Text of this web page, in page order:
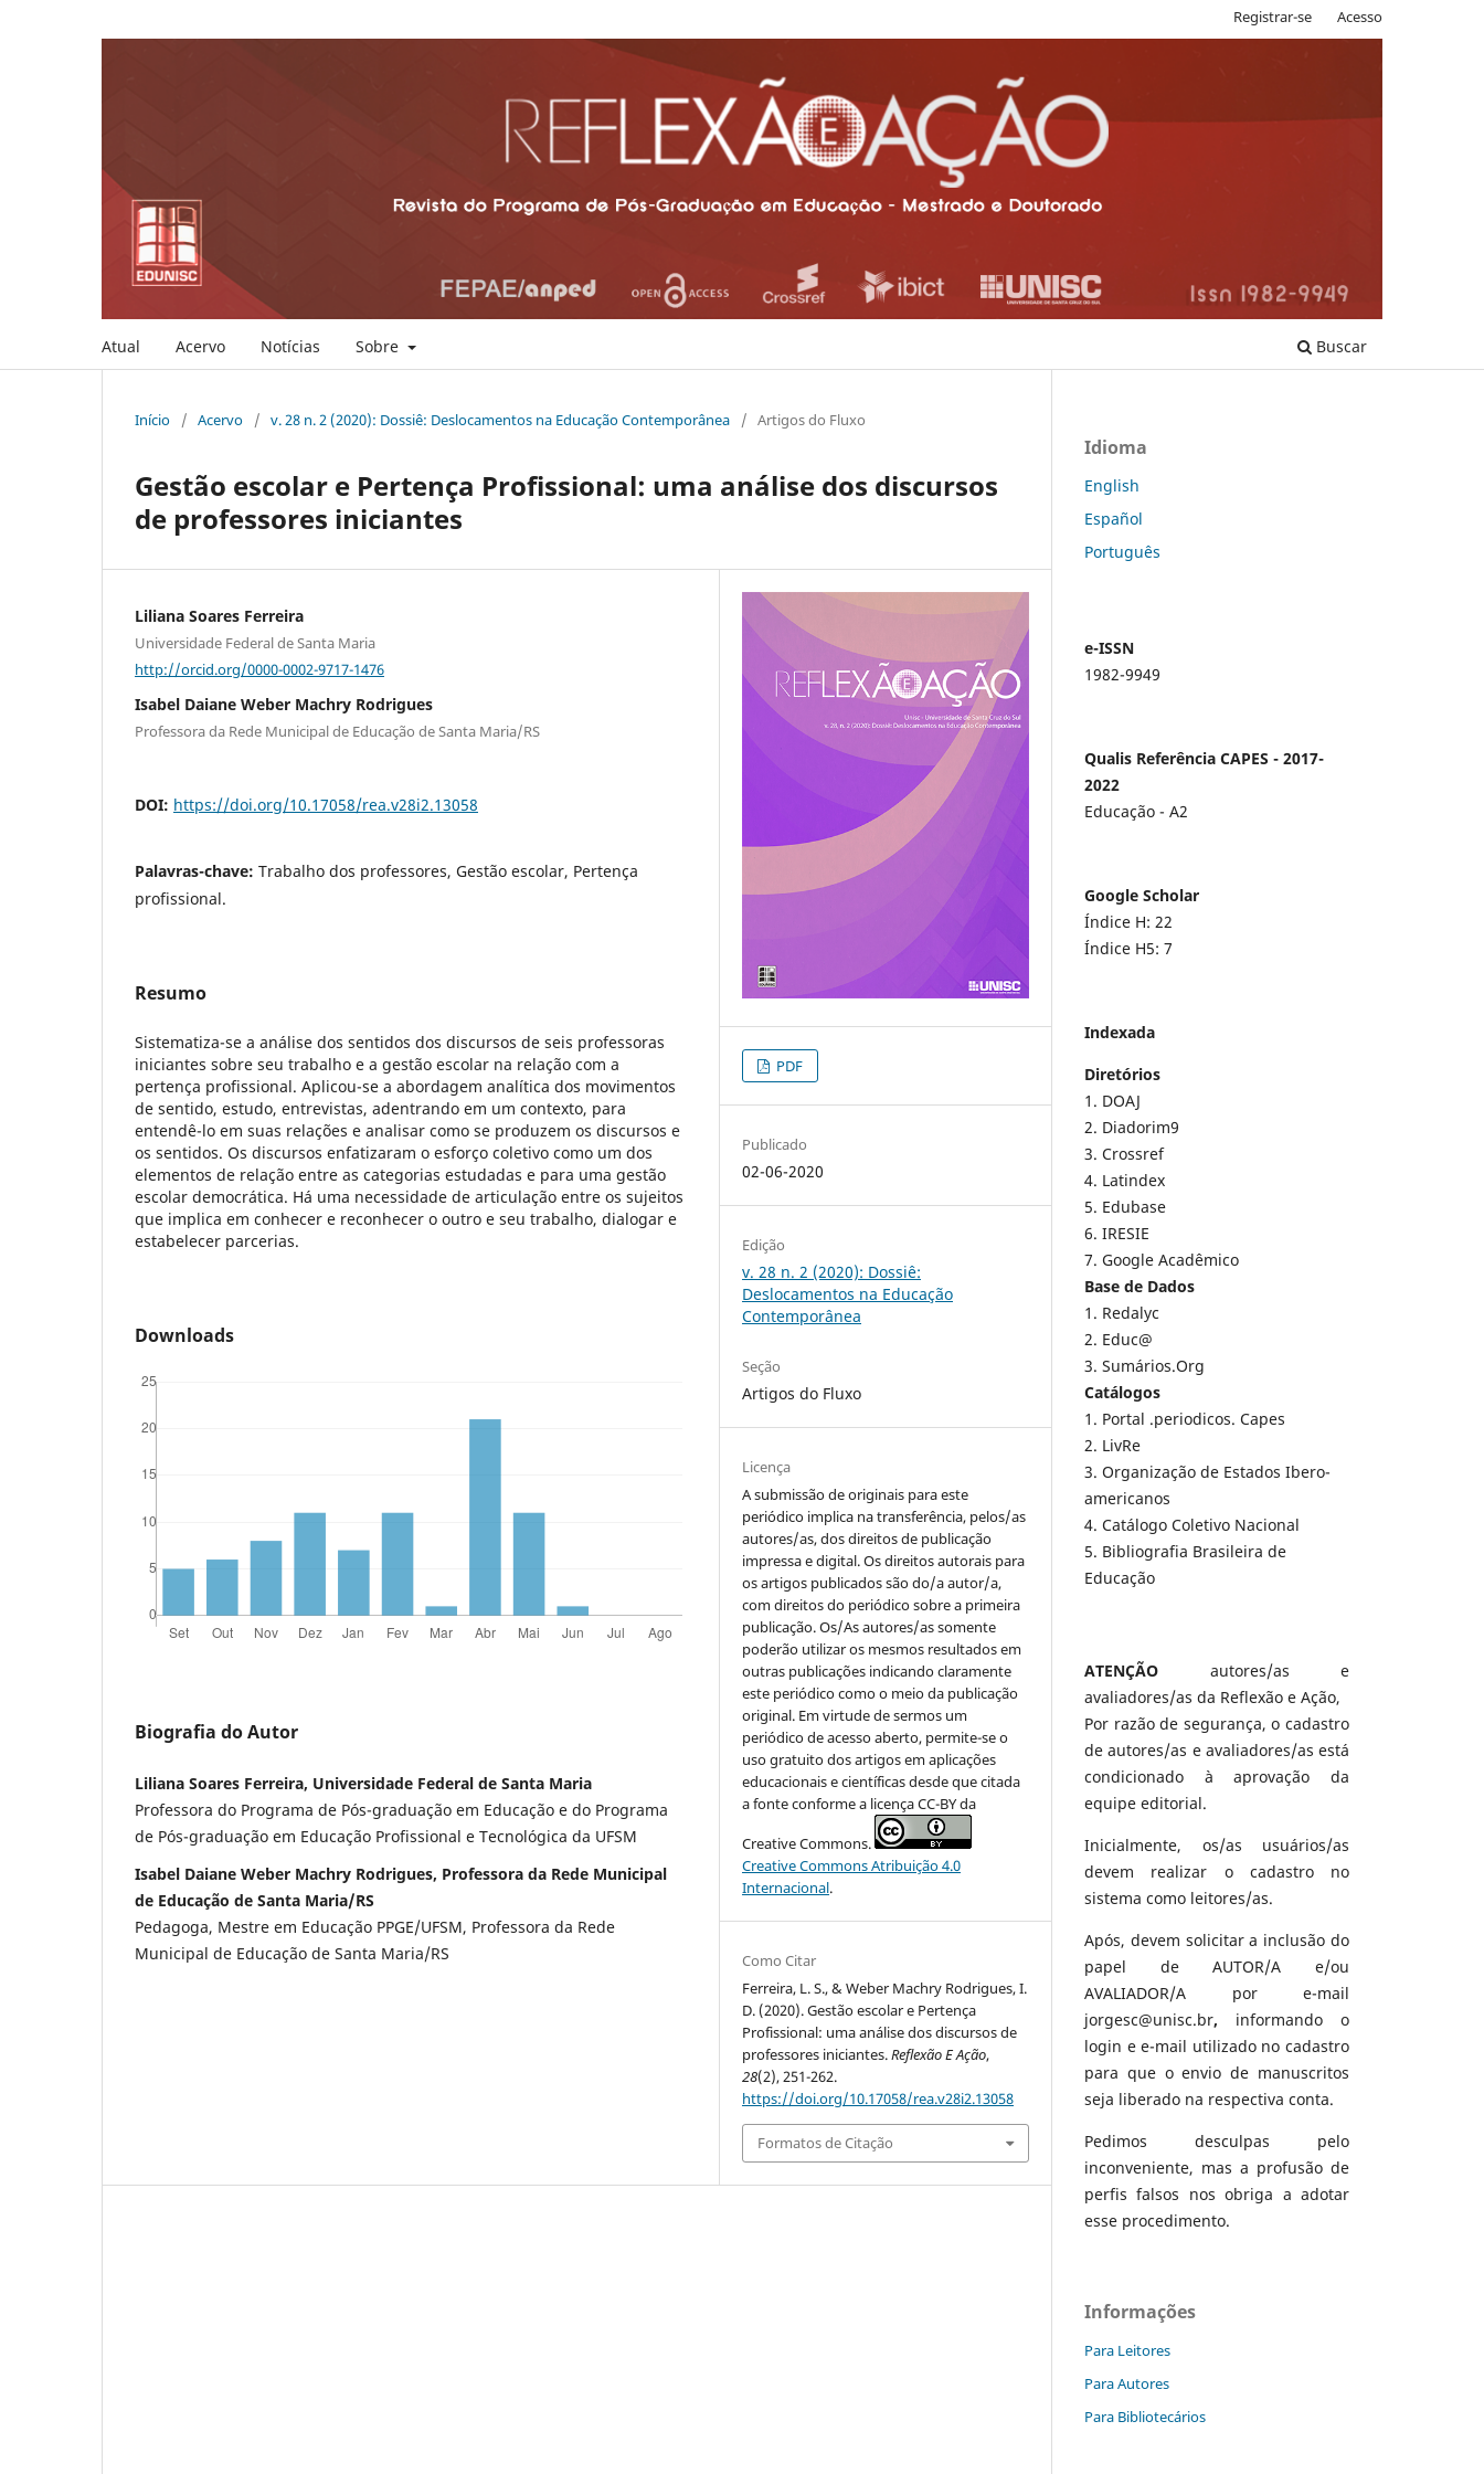
Atual Acervo Notícias Sobre Buscar
Registrar-se Acesso
Início / Acervo / v. 28 n. 2 (2020): Dossiê: Deslocamentos na Educação Contemporânea / Artigos do Fluxo
Gestão escolar e Pertença Profissional: uma análise dos discursos
de professores iniciantes
Liliana Soares Ferreira
Universidade Federal de Santa Maria
http://orcid.org/0000-0002-9717-1476
Isabel Daiane Weber Machry Rodrigues
Professora da Rede Municipal de Educação de Santa Maria/RS
DOI: https://doi.org/10.17058/rea.v28i2.13058
Palavras-chave: Trabalho dos professores, Gestão escolar, Pertença
profissional.
Resumo
Sistematiza-se a análise dos sentidos dos discursos de seis professoras
iniciantes sobre seu trabalho e a gestão escolar na relação com a
pertença profissional. Aplicou-se a abordagem analítica dos movimentos
de sentido, estudo, entrevistas, adentrando em um contexto, para
entendê-lo em suas relações e analisar como se produzem os discursos e
os sentidos. Os discursos enfatizaram o esforço coletivo como um dos
elementos de relação entre as categorias estudadas e para uma gestão
escolar democrática. Há uma necessidade de articulação entre os sujeitos
que implica em conhecer e reconhecer o outro e seu trabalho, dialogar e
estabelecer parcerias.
Downloads
Biografia do Autor
Liliana Soares Ferreira, Universidade Federal de Santa Maria
Professora do Programa de Pós-graduação em Educação e do Programa
de Pós-graduação em Educação Profissional e Tecnológica da UFSM
Isabel Daiane Weber Machry Rodrigues, Professora da Rede Municipal
de Educação de Santa Maria/RS
Pedagoga, Mestre em Educação PPGE/UFSM, Professora da Rede
Municipal de Educação de Santa Maria/RS
PDF
Publicado
02-06-2020
Edição
v. 28 n. 2 (2020): Dossiê:
Deslocamentos na Educação
Contemporânea
Seção
Artigos do Fluxo
Licença
A submissão de originais para este
periódico implica na transferência, pelos/as
autores/as, dos direitos de publicação
impressa e digital. Os direitos autorais para
os artigos publicados são do/a autor/a,
com direitos do periódico sobre a primeira
publicação. Os/As autores/as somente
poderão utilizar os mesmos resultados em
outras publicações indicando claramente
este periódico como o meio da publicação
original. Em virtude de sermos um
periódico de acesso aberto, permite-se o
uso gratuito dos artigos em aplicações
educacionais e científicas desde que citada
a fonte conforme a licença CC-BY da
Creative Commons.
Creative Commons Atribuição 4.0
Internacional.
Como Citar
Ferreira, L. S., & Weber Machry Rodrigues, I.
D. (2020). Gestão escolar e Pertença
Profissional: uma análise dos discursos de
professores iniciantes.Reflexão E Ação,
28(2), 251-262.
https://doi.org/10.17058/rea.v28i2.13058
Formatos de Citação
Idioma
English
Español
Português
e-ISSN
1982-9949
Qualis Referência CAPES - 2017-
2022
Educação - A2
Google Scholar
Índice H: 22
Índice H5: 7
Indexada
Diretórios
1. DOAJ
2. Diadorim9
3. Crossref
4. Latindex
5. Edubase
6. IRESIE
7. Google Acadêmico
Base de Dados
1. Redalyc
2. Educ@
3. Sumários.Org
Catálogos
1. Portal .periodicos. Capes
2. LivRe
3. Organização de Estados Ibero-
americanos
4. Catálogo Coletivo Nacional
5. Bibliografia Brasileira de
Educação
ATENÇÃO autores/as e
avaliadores/as da Reflexão e Ação,
Por razão de segurança, o cadastro
de autores/as e avaliadores/as está
condicionado à aprovação da
equipe editorial.
Inicialmente, os/as usuários/as
devem realizar o cadastro no
sistema como leitores/as.
Após, devem solicitar a inclusão do
papel de AUTOR/A e/ou
AVALIADOR/A por e-mail
jorgesc@unisc.br, informando o
login e e-mail utilizado no cadastro
para que o envio de manuscritos
seja liberado na respectiva conta.
Pedimos desculpas pelo
inconveniente, mas a profusão de
perfis falsos nos obriga a adotar
esse procedimento.
Informações
Para Leitores
Para Autores
Para Bibliotecários